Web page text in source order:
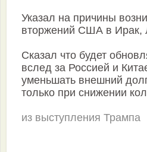
Указал на причины
вторжений США в
Сказал что будет
вслед за Россией и
уменьшать внешний
только при снижении
из выступления Трампа